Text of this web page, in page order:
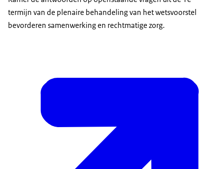
termijn van de plenaire behandeling van het wetsvoorstel
bevorderen samenwerking en rechtmatige zorg.